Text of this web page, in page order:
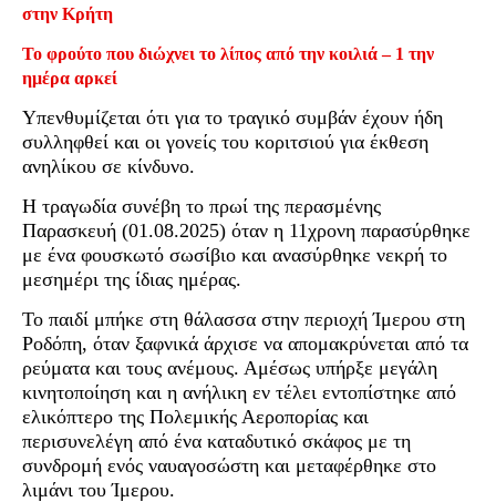
στην Κρήτη
Το φρούτο που διώχνει το λίπος από την κοιλιά – 1 την
ημέρα αρκεί
Υπενθυμίζεται ότι για το τραγικό συμβάν έχουν ήδη
συλληφθεί και οι γονείς του κοριτσιού για έκθεση
ανηλίκου σε κίνδυνο.
Η τραγωδία συνέβη το πρωί της περασμένης
Παρασκευή (01.08.2025) όταν η 11χρονη παρασύρθηκε
με ένα φουσκωτό σωσίβιο και ανασύρθηκε νεκρή το
μεσημέρι της ίδιας ημέρας.
Το παιδί μπήκε στη θάλασσα στην περιοχή Ίμερου στη
Ροδόπη, όταν ξαφνικά άρχισε να απομακρύνεται από τα
ρεύματα και τους ανέμους. Αμέσως υπήρξε μεγάλη
κινητοποίηση και η ανήλικη εν τέλει εντοπίστηκε από
ελικόπτερο της Πολεμικής Αεροπορίας και
περισυνελέγη από ένα καταδυτικό σκάφος με τη
συνδρομή ενός ναυαγοσώστη και μεταφέρθηκε στο
λιμάνι του Ίμερου.